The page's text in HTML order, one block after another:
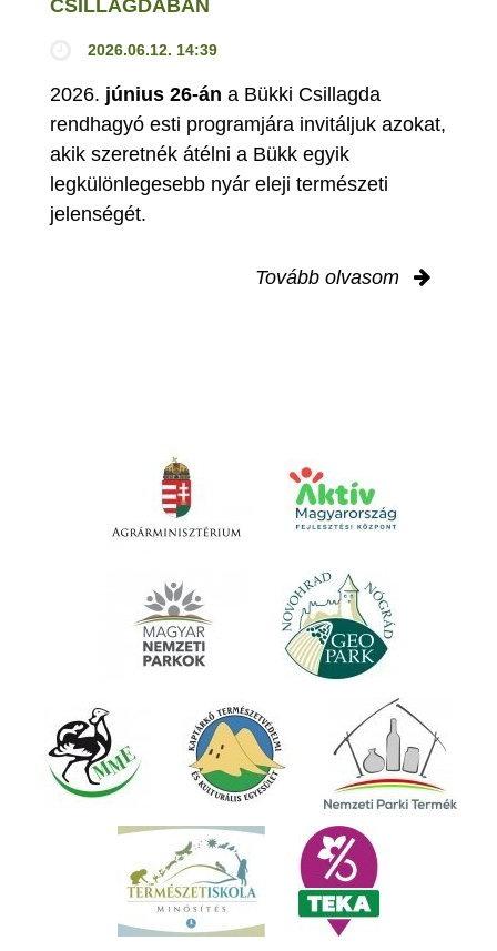
CSILLAGDÁBAN
2026.06.12. 14:39
2026. június 26-án a Bükki Csillagda
rendhagyó esti programjára invitáljuk azokat,
akik szeretnék átélni a Bükk egyik
legkülönlegesebb nyár eleji természeti
jelenségét.
Tovább olvasom